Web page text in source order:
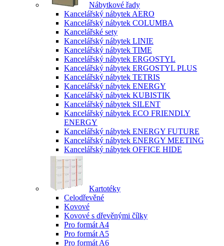
Nábytkové řady
Kancelářský nábytek AERO
Kancelářský nábytek COLUMBA
Kancelářské sety
Kancelářský nábytek LINIE
Kancelářský nábytek TIME
Kancelářský nábytek ERGOSTYL
Kancelářský nábytek ERGOSTYL PLUS
Kancelářský nábytek TETRIS
Kancelářský nábytek ENERGY
Kancelářský nábytek KUBISTIK
Kancelářský nábytek SILENT
Kancelářský nábytek ECO FRIENDLY
ENERGY
Kancelářský nábytek ENERGY FUTURE
Kancelářský nábytek ENERGY MEETING
Kancelářský nábytek OFFICE HIDE
Kartotéky
Celodřevěné
Kovové
Kovové s dřevěnými čílky
Pro formát A4
Pro formát A5
Pro formát A6